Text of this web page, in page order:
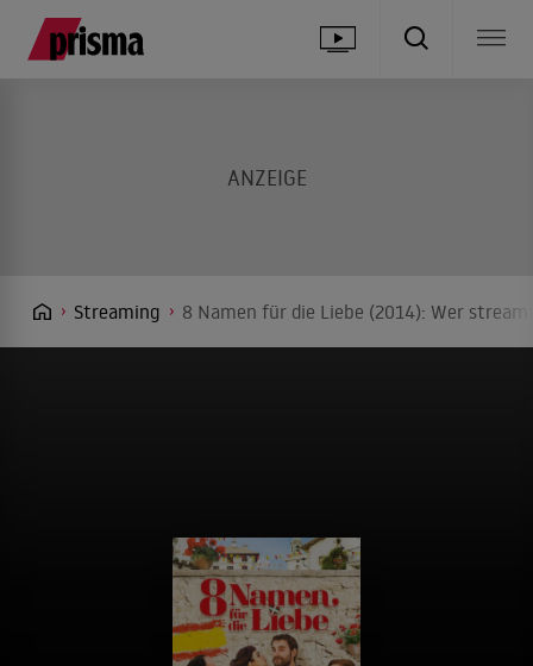
Streaming 8 Namen für die Liebe (2014): Wer